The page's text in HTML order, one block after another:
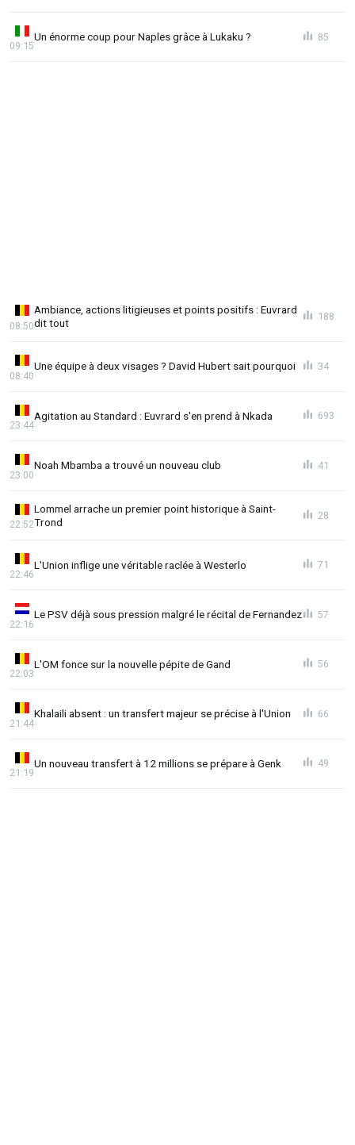
Un énorme coup pour Naples grâce à Lukaku ?
09:15
85
Ambiance, actions litigieuses et points positifs : Euvrard
dit tout
08:50
188
Une équipe à deux visages ? David Hubert sait pourquoi
08:40
34
Agitation au Standard : Euvrard s'en prend à Nkada
23:44
693
Noah Mbamba a trouvé un nouveau club
23:00
41
Lommel arrache un premier point historique à Saint-
Trond
22:52
28
L'Union inflige une véritable raclée à Westerlo
22:46
71
Le PSV déjà sous pression malgré le récital de Fernandez
22:16
57
L'OM fonce sur la nouvelle pépite de Gand
22:03
56
Khalaili absent : un transfert majeur se précise à l'Union
21:44
66
Un nouveau transfert à 12 millions se prépare à Genk
21:19
49